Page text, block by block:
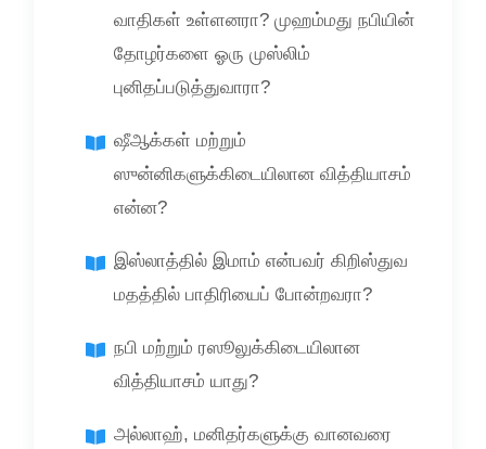
வாதிகள் உள்ளனரா? முஹம்மது நபியின்
தோழர்களை ஓரு முஸ்லிம்
புனிதப்படுத்துவாரா?
ஷீஆக்கள் மற்றும்
ஸுன்னிகளுக்கிடையிலான வித்தியாசம்
என்ன?
இஸ்லாத்தில் இமாம் என்பவர் கிறிஸ்துவ
மதத்தில் பாதிரியைப் போன்றவரா?
நபி மற்றும் ரஸூலுக்கிடையிலான
வித்தியாசம் யாது?
அல்லாஹ், மனிதர்களுக்கு வானவரை